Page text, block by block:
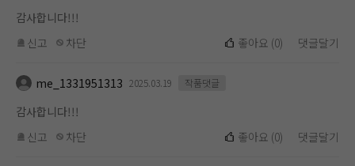
감사합니다!!!
신고
차단 좋아요 (0) 댓글달기
me_1331951313 2025.03.19 작품댓글
감사합니다!!!
신고
차단 좋아요 (0) 댓글달기